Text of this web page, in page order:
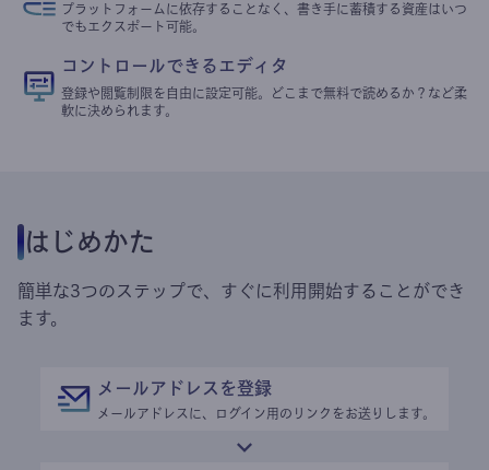
プラットフォームに依存することなく、書き手に蓄積する資産はいつ
でもエクスポート可能。
コントロールできるエディタ
登録や閲覧制限を自由に設定可能。どこまで無料で読めるか？など柔
軟に決められます。
はじめかた
簡単な3つのステップで、すぐに利用開始することができ
ます。
メールアドレスを登録
メールアドレスに、ログイン用のリンクをお送りします。